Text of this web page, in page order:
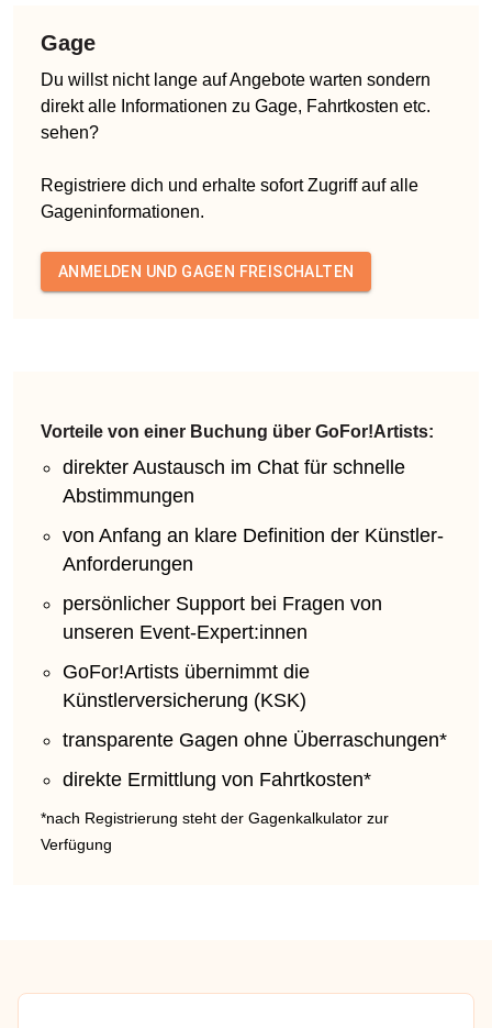
Gage
Du willst nicht lange auf Angebote warten sondern
direkt alle Informationen zu Gage, Fahrtkosten etc.
sehen?
Registriere dich und erhalte sofort Zugriff auf alle
Gageninformationen.
ANMELDEN UND GAGEN FREISCHALTEN
Vorteile von einer Buchung über GoFor!Artists:
direkter Austausch im Chat für schnelle
Abstimmungen
von Anfang an klare Definition der Künstler-
Anforderungen
persönlicher Support bei Fragen von
unseren Event-Expert:innen
GoFor!Artists übernimmt die
Künstlerversicherung (KSK)
transparente Gagen ohne Überraschungen*
direkte Ermittlung von Fahrtkosten*
*nach Registrierung steht der Gagenkalkulator zur
Verfügung